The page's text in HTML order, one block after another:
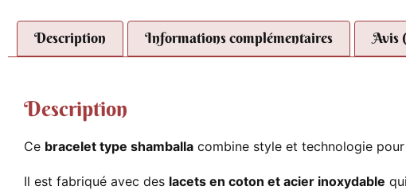
Description Informations complémentaires Avis
Description
Ce bracelet type shamballa combine style et technologie
Il est fabriqué avec des lacets en coton et acier inoxydable